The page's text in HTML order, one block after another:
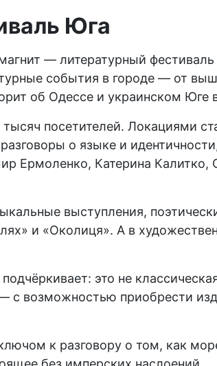
Юга
— литературный
события в городе — от
об Одессе и украинском Юге
посетителей. Локациями
о языке и
Ермоленко, Катерина
выступления,
и «Околиця». А в
это не
возможностью приобрести
к разговору о том, как